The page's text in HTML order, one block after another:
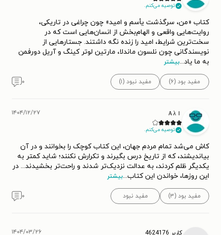
توصیه می‌کنم.
کتاب «من، سرگذشت یأسم و امید» چون چراغی در تاریکی،
روایت‌هایی واقعی و الهام‌بخش از انسان‌هایی است که در
سخت‌ترین شرایط، امید را زنده نگه داشتند. جستارهایی از
نویسندگانی چون نلسون ماندلا، مارتین لوتر کینگ و آریل دورفمن
به ما یاد...بیشتر
مفید بود (۶) مفید نبود (۱) ۰
ＡλＩ
توصیه می‌کنم.
۱۴۰۴/۱۲/۲۷
کاش می‌شد تمام مردم جهان، این کتاب کوچک را بخوانند و در آن
بیاندیشند، که از تاریخ درس بگیرند و تکرارش نکنند؛ شاید کمتر به
یکدیگر ظلم کردند، به عدالت نزدیک‌تر شدند و راحت‌تر بخشیدند... در
این روزها، خواندن این کتاب...بیشتر
مفید بود (۳) مفید نبود ۰
کاربر 4624176 ۱۴۰۴/۰۳/۲۶